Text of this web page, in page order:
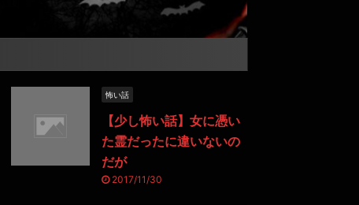
怖い話
【少し怖い話】女に憑い
た霊だったに違いないの
だが
2017/11/30